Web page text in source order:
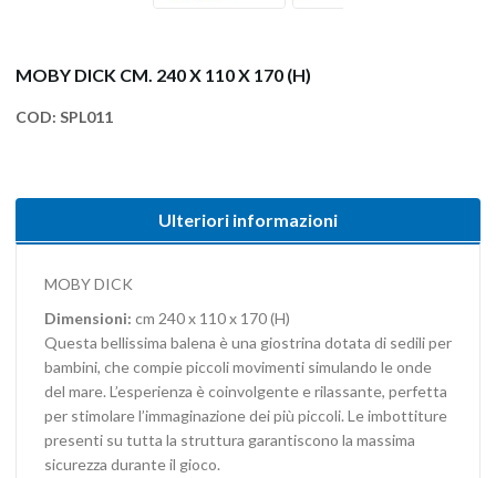
MOBY DICK CM. 240 X 110 X 170 (H)
COD: SPL011
Ulteriori informazioni
MOBY DICK
Dimensioni: cm 240 x 110 x 170 (H)
Questa bellissima balena è una giostrina dotata di sedili per
bambini, che compie piccoli movimenti simulando le onde
del mare. L’esperienza è coinvolgente e rilassante, perfetta
per stimolare l’immaginazione dei più piccoli. Le imbottiture
presenti su tutta la struttura garantiscono la massima
sicurezza durante il gioco.